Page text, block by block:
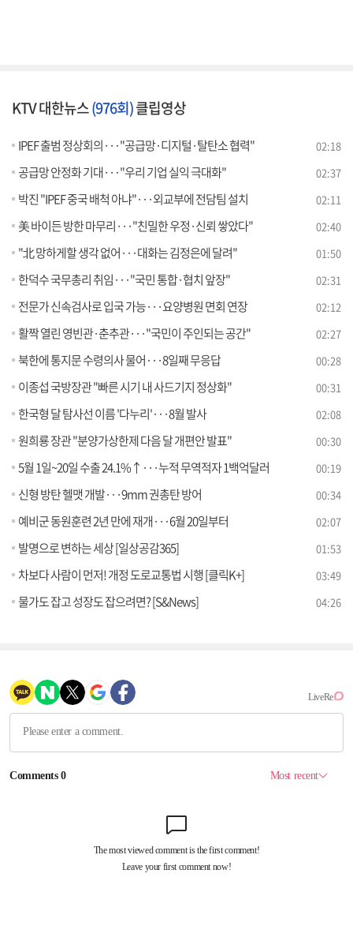
KTV 대한뉴스(976회)클립영상
IPEF 출범 정상회의···"공급망·디지털·탈탄소 협력" 02:18
공급망 안정화 기대···"우리 기업 실익 극대화" 02:37
박진 "IPEF 중국 배척 아냐"···외교부에 전담팀 설치 02:11
美 바이든 방한 마무리···"친밀한 우정·신뢰 쌓았다" 02:40
"北 망하게할 생각 없어···대화는 김정은에 달려" 01:50
한덕수 국무총리 취임···"국민 통합·협치 앞장" 02:31
전문가 신속검사로 입국 가능···요양병원 면회 연장 02:12
활짝 열린 영빈관·춘추관···"국민이 주인되는 공간" 02:27
북한에 통지문 수령의사 물어···8일째 무응답 00:28
이종섭 국방장관 "빠른 시기 내 사드기지 정상화" 00:31
한국형 달 탐사선 이름 '다누리'···8월 발사 02:08
원희룡 장관 "분양가상한제 다음 달 개편안 발표" 00:30
5월 1일~20일 수출 24.1%↑···누적 무역적자 1백억달러 00:19
신형 방탄 헬맷 개발···9mm 권총탄 방어 00:34
예비군 동원훈련 2년 만에 재개···6월 20일부터 02:07
발명으로 변하는 세상 [일상공감365] 01:53
차보다 사람이 먼저! 개정 도로교통법 시행 [클릭K+] 03:49
물가도 잡고 성장도 잡으려면? [S&News] 04:26